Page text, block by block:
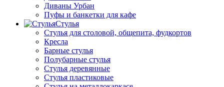
Диваны Урбан
Пуфы и банкетки для кафе
Стулья
Стулья для столовой, общепита, фудкортов
Кресла
Барные стулья
Полубарные стулья
Стулья деревянные
Стулья пластиковые